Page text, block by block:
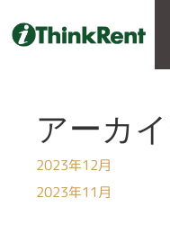
アーカ
2023年12月
2023年11月